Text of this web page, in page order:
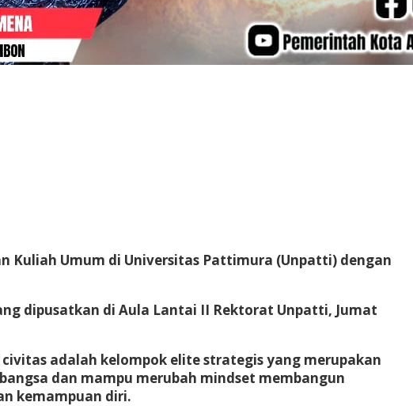
Kuliah Umum di Universitas Pattimura (Unpatti) dengan
dipusatkan di Aula Lantai II Rektorat Unpatti, Jumat
adalah kelompok elite strategis yang merupakan
dan mampu merubah mindset membangun
kemampuan diri.